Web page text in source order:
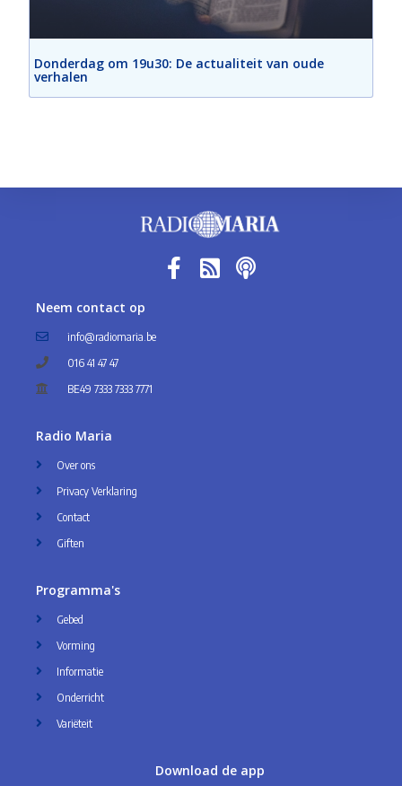
Donderdag om 19u30: De actualiteit van oude
verhalen
Neem contact op
info@radiomaria.be
016 41 47 47
BE49 7333 7333 7771
Radio Maria
Over ons
Privacy Verklaring
Contact
Giften
Programma's
Gebed
Vorming
Informatie
Onderricht
Variëteit
Download de app